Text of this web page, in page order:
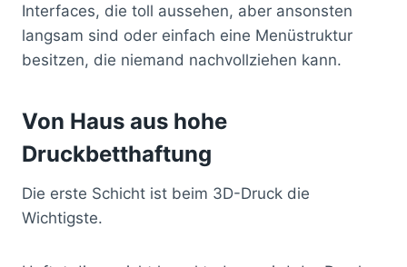
Interfaces, die toll aussehen, aber ansonsten
langsam sind oder einfach eine Menüstruktur
besitzen, die niemand nachvollziehen kann.
Von Haus aus hohe
Druckbetthaftung
Die erste Schicht ist beim 3D-Druck die
Wichtigste.